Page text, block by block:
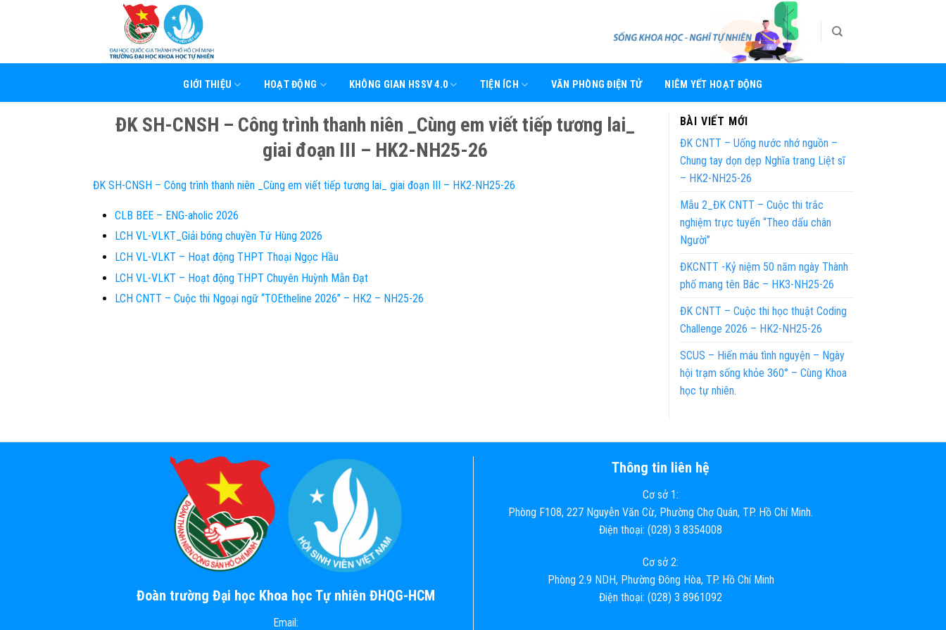
GIỚI THIỆU HOẠT ĐỘNG KHÔNG GIAN HSSV 4.0 TIỆN ÍCH VĂN PHÒNG ĐIỆN TỬ NIÊM YẾT HOẠT ĐỘNG
ĐK SH-CNSH – Công trình thanh niên _Cùng em viết tiếp tương lai_
giai đoạn III – HK2-NH25-26
ĐK SH-CNSH – Công trình thanh niên _Cùng em viết tiếp tương lai_ giai đoạn III – HK2-NH25-26
CLB BEE – ENG-aholic 2026
LCH VL-VLKT_Giải bóng chuyền Tứ Hùng 2026
LCH VL-VLKT – Hoạt động THPT Thoại Ngọc Hầu
LCH VL-VLKT – Hoạt động THPT Chuyên Huỳnh Mẫn Đạt
LCH CNTT – Cuộc thi Ngoại ngữ “TOEtheline 2026” – HK2 – NH25-26
BÀI VIẾT MỚI
ĐK CNTT – Uống nước nhớ nguồn –
Chung tay dọn dẹp Nghĩa trang Liệt sĩ
– HK2-NH25-26
Mẫu 2_ĐK CNTT – Cuộc thi trắc
nghiệm trực tuyến “Theo dấu chân
Người”
ĐKCNTT -Kỷ niệm 50 năm ngày Thành
phố mang tên Bác – HK3-NH25-26
ĐK CNTT – Cuộc thi học thuật Coding
Challenge 2026 – HK2-NH25-26
SCUS – Hiến máu tình nguyện – Ngày
hội trạm sống khỏe 360° – Cùng Khoa
học tự nhiên.
Đoàn trường Đại học Khoa học Tự nhiên ĐHQG-HCM
Email:
Thông tin liên hệ
Cơ sở 1:
Phòng F108, 227 Nguyễn Văn Cừ, Phường Chợ Quán, TP. Hồ Chí Minh.
Điện thoại: (028) 3 8354008
Cơ sở 2:
Phòng 2.9 NDH, Phường Đông Hòa, TP. Hồ Chí Minh
Điện thoại: (028) 3 8961092